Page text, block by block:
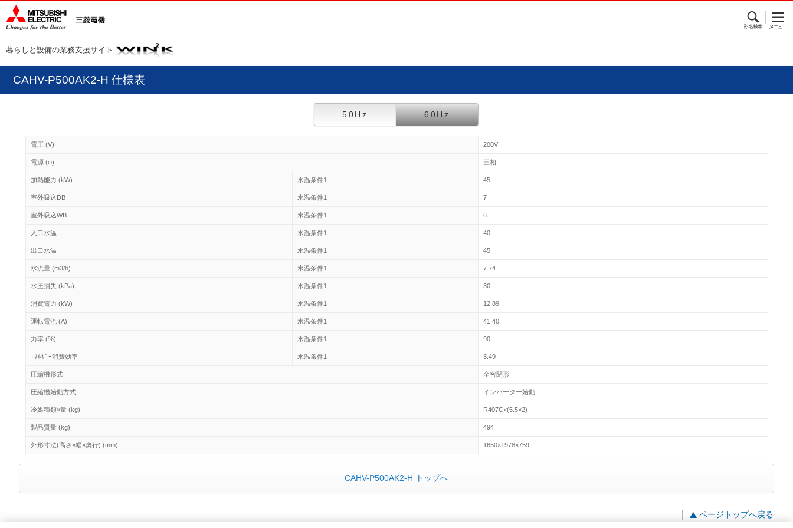
暮らしと設備の業務支援サイト
CAHV-P500AK2-H 仕様表
50Hz 60Hz
電圧 (V) 200V
電源 (φ) 三相
加熱能力 (kW) 水温条件1 45
室外吸込DB 水温条件1 7
室外吸込WB 水温条件1 6
入口水温 水温条件1 40
出口水温 水温条件1 45
水流量 (m3/h) 水温条件1 7.74
水圧損失 (kPa) 水温条件1 30
消費電力 (kW) 水温条件1 12.89
運転電流 (A) 水温条件1 41.40
力率 (%) 水温条件1 90
ｴﾈﾙｷﾞｰ消費効率 水温条件1 3.49
圧縮機形式 全密閉形
圧縮機始動方式 インバーター始動
冷媒種類×量 (kg) R407C×(5.5×2)
製品質量 (kg) 494
外形寸法(高さ×幅×奥行) (mm) 1650×1978×759
CAHV-P500AK2-H トップへ
ページトップへ戻る